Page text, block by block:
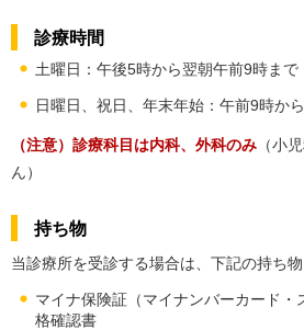
診療時間
土曜日：午後5時から翌朝午前9時まで
日曜日、祝日、年末年始：午前9時か
（注意）診療科目は内科、外科のみ （小
ん）
持ち物
当診療所を受診する場合は、下記の持ち物
マイナ保険証（マイナンバーカード・
格確認書